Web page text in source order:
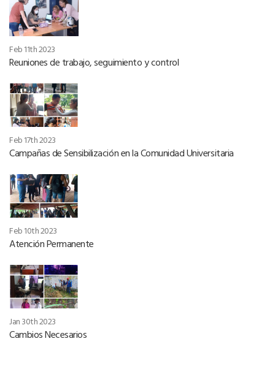
Feb 11th 2023
Reuniones de trabajo, seguimiento y control
Feb 17th 2023
Campañas de Sensibilización en la Comunidad Universitaria
Feb 10th 2023
Atención Permanente
Jan 30th 2023
Cambios Necesarios